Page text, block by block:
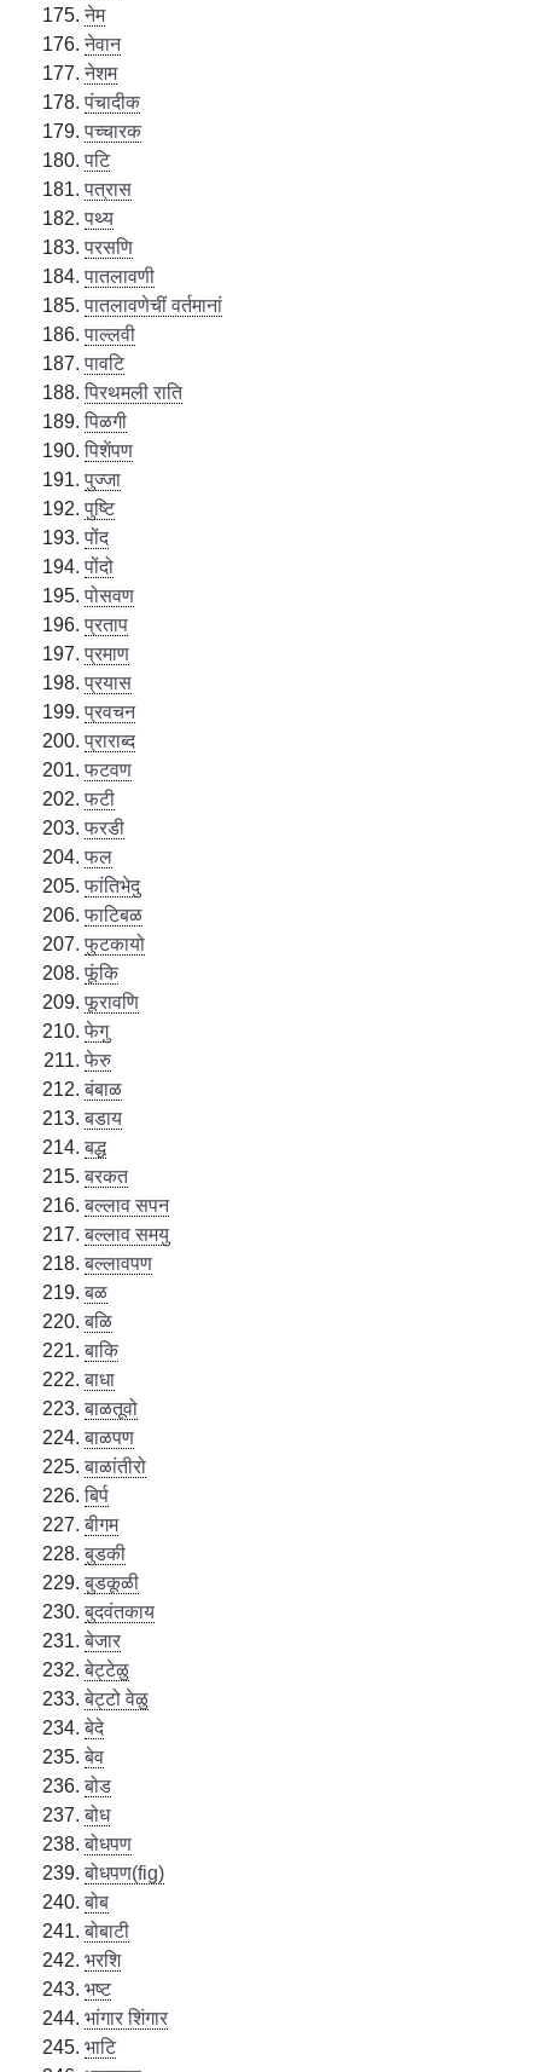
नेम
नेवान
नेशम
पंचादीक
पच्चारक
पटि
पत्रास
पथ्य
परसणि
पातलावणी
पातलावणेचीं वर्तमानां
पाल्लवी
पावटि
पिरथमली राति
पिळगी
पिशेंपण
पुज्जा
पुष्टि
पोंद
पोंदो
पोसवण
प्रताप
प्रमाण
प्रयास
प्रवचन
प्राराब्द
फटवण
फटी
फरडी
फल
फांतिभेदु
फाटिबळ
फुटकायो
फूंकि
फूरावणि
फेगु
फेरु
बंबाळ
बडाय
बद्ध
बरकत
बल्लाव सपन
बल्लाव समयु
बल्लावपण
बळ
बळि
बाकि
बाधा
बाळतूवो
बाळपण
बाळांतीरो
बिर्प
बीगम
बुडकी
बुडकूळी
बुदवंतकाय
बेजार
बेट्टेळु
बेट्टो वेळु
बेदे
बेव
बोड
बोध
बोधपण
बोधपण(fig)
बोब
बोबाटी
भरशि
भष्ट
भांगार शिंगार
भाटि